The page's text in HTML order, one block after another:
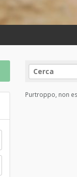
Purtroppo, non